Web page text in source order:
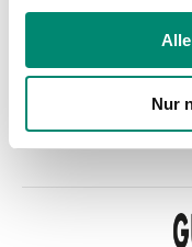
Partner führen diese
weiteren Daten
haben oder die sie
gesammelt haben.
Weitere Details,
Empfänger
Nur